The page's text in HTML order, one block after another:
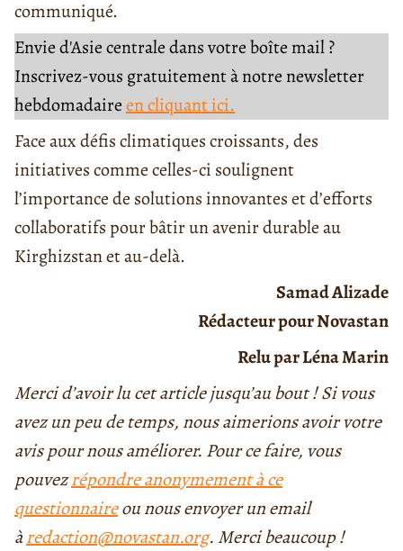
communiqué.
Envie d'Asie centrale dans votre boîte mail ?
Inscrivez-vous gratuitement à notre newsletter
hebdomadaireen cliquant ici.
Face aux défis climatiques croissants, des
initiatives comme celles-ci soulignent
l’importance de solutions innovantes et d’efforts
collaboratifs pour bâtir un avenir durable au
Kirghizstan et au-delà.
Samad Alizade
Rédacteur pour Novastan
Relu par Léna Marin
Merci d’avoir lu cet article jusqu’au bout ! Si vous
avez un peu de temps, nous aimerions avoir votre
avis pour nous améliorer. Pour ce faire, vous
pouvezrépondre anonymement à ce
questionnaireou nous envoyer un email
àredaction@novastan.org. Merci beaucoup !